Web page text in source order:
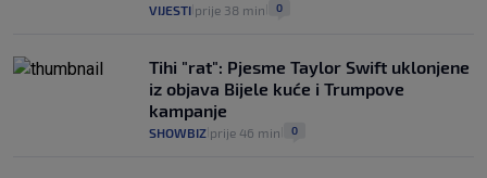
VIJESTI prije 38 min 0
Tihi "rat": Pjesme Taylor Swift uklonjene
iz objava Bijele kuće i Trumpove
kampanje
SHOWBIZ prije 46 min 0